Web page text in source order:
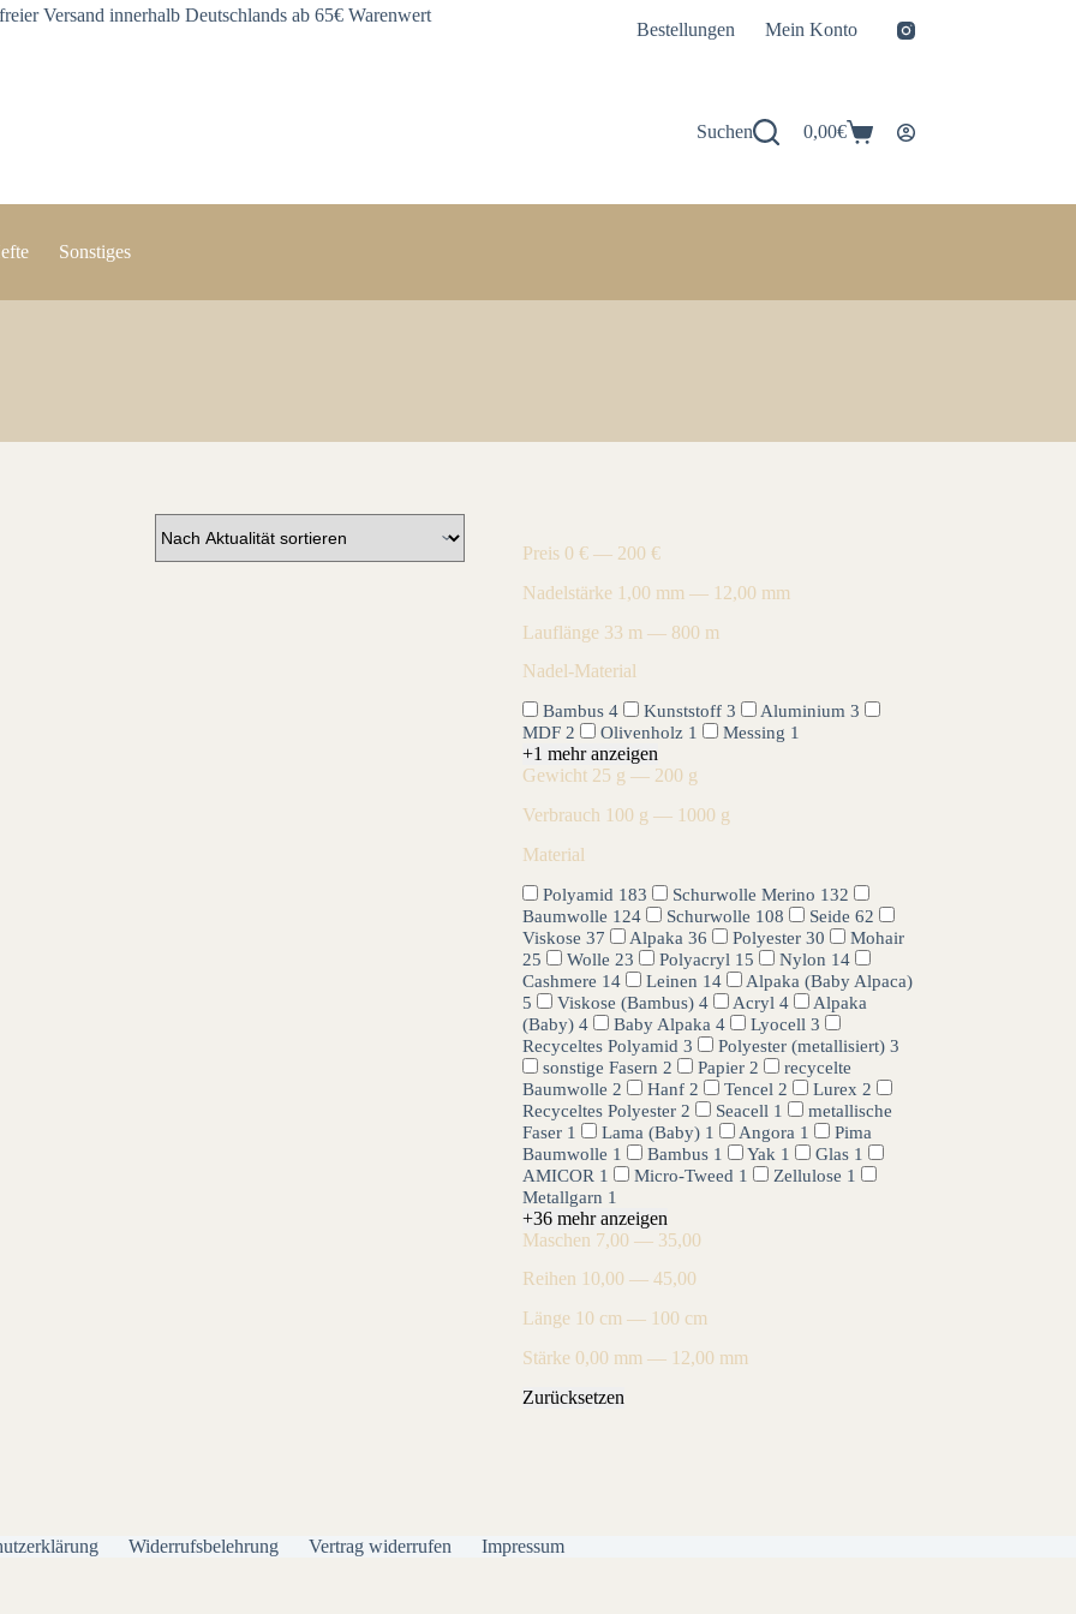
Versand innerhalb Deutschlands ab 65€ Warenwert
Bestellungen Mein Konto
Suchen Warenkorb
0,00€
Sonstiges
Preis 0 € — 200 €
Nadelstärke 1,00 mm — 12,00 mm
Lauflänge 33 m — 800 m
Nadel-Material
Bambus 4 Kunststoff 3 Aluminium 3
MDF 2 Olivenholz 1 Messing 1
+1 mehr anzeigen
Gewicht 25 g — 200 g
Verbrauch 100 g — 1000 g
Material
Polyamid 183 Schurwolle Merino 132
Baumwolle 124 Schurwolle 108 Seide 62
Viskose 37 Alpaka 36 Polyester 30
Mohair
25
Wolle 23 Polyacryl 15 Nylon 14
Cashmere 14 Leinen 14
Alpaka (Baby Alpaca)
5
Viskose (Bambus) 4 Acryl 4
Alpaka
(Baby) 4 Baby Alpaka 4 Lyocell 3
Recyceltes Polyamid 3 Polyester (metallisiert) 3
sonstige Fasern 2 Papier 2
recycelte
Baumwolle 2 Hanf 2 Tencel 2 Lurex 2
Recyceltes Polyester 2 Seacell 1
metallische
Faser 1 Lama (Baby) 1 Angora 1
Pima
Baumwolle 1 Bambus 1 Yak 1 Glas 1
AMICOR 1 Micro-Tweed 1 Zellulose 1
Metallgarn 1
+36 mehr anzeigen
Maschen 7,00 — 35,00
Reihen 10,00 — 45,00
Länge 10 cm — 100 cm
Stärke 0,00 mm — 12,00 mm
Zurücksetzen
Widerrufsbelehrung Vertrag widerrufen Impressum